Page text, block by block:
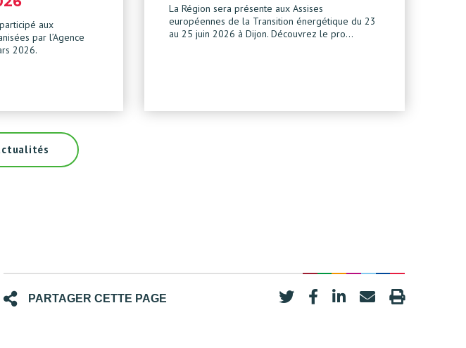
aux
par l’Agence
2026.
La Région sera présente aux Assises
européennes de la Transition énergétique du 23
au 25 juin 2026 à Dijon. Découvrez le pro…
PARTAGER CETTE PAGE